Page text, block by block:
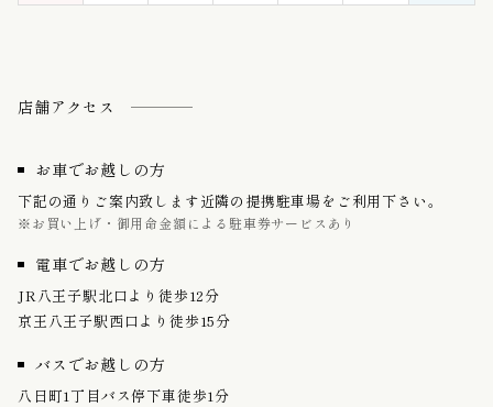
店舗アクセス
お車でお越しの方
下記の通りご案内致します近隣の提携駐車場をご利用下さい。
※お買い上げ・御用命金額による駐車券サービスあり
電車でお越しの方
JR八王子駅北口より徒歩12分
京王八王子駅西口より徒歩15分
バスでお越しの方
八日町1丁目バス停下車徒歩1分